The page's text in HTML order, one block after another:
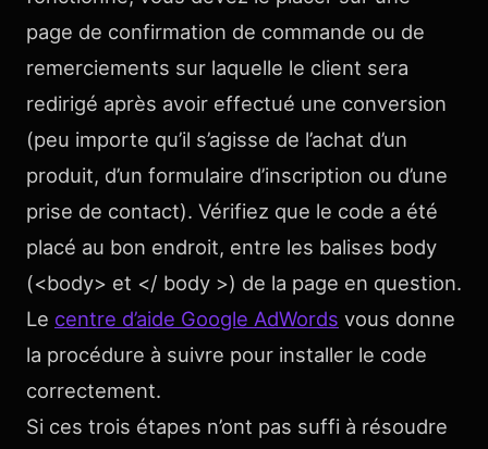
page de confirmation de commande ou de
remerciements sur laquelle le client sera
redirigé après avoir effectué une conversion
(peu importe qu’il s’agisse de l’achat d’un
produit, d’un formulaire d’inscription ou d’une
prise de contact). Vérifiez que le code a été
placé au bon endroit, entre les balises body
(<body> et </ body >) de la page en question.
Le centre d’aide Google AdWords vous donne
la procédure à suivre pour installer le code
correctement.
Si ces trois étapes n’ont pas suffi à résoudre